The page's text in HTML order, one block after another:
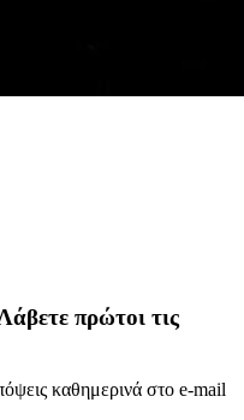
πρώτοι τις
καθημερινά στο e-mail